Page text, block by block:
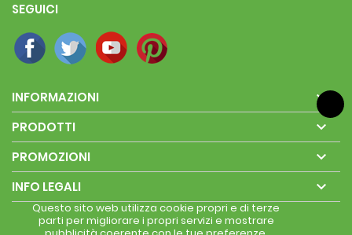
SEGUICI
INFORMAZIONI 
PRODOTTI 
PROMOZIONI 
INFO LEGALI 
Questo sito web utilizza cookie propri e di terze
parti per migliorare i propri servizi e mostrare